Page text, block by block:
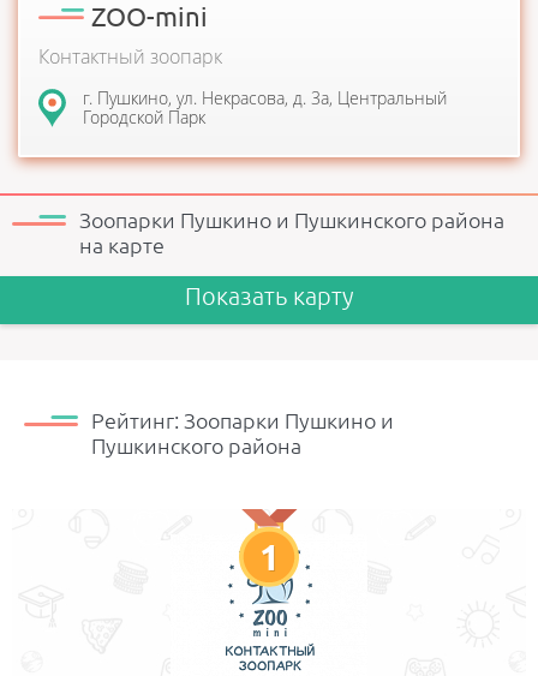
ZOO-mini
Контактный зоопарк
г. Пушкино, ул. Некрасова, д. 3а, Центральный
Городской Парк
Зоопарки Пушкино и Пушкинского района
на карте
Показать карту
Рейтинг: Зоопарки Пушкино и
Пушкинского района
1